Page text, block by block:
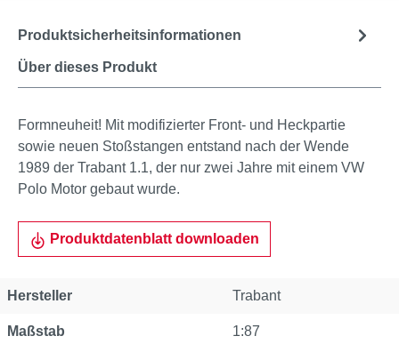
Über dieses Produkt
Produktsicherheitsinformationen
Formneuheit! Mit modifizierter Front- und Heckpartie
sowie neuen Stoßstangen entstand nach der Wende
1989 der Trabant 1.1, der nur zwei Jahre mit einem VW
Polo Motor gebaut wurde.
Produktdatenblatt downloaden
Hersteller Trabant
Maßstab 1:87